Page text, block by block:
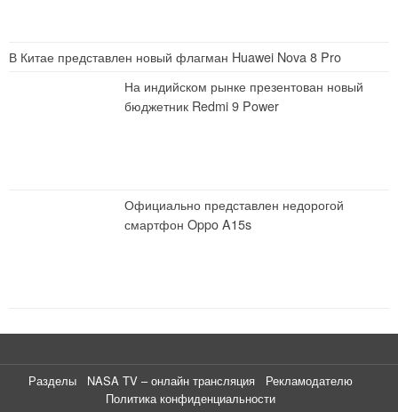
В Китае представлен новый флагман Huawei Nova 8 Pro
На индийском рынке презентован новый
бюджетник Redmi 9 Power
Официально представлен недорогой
смартфон Oppo A15s
Разделы NASA TV – онлайн трансляция
Рекламодателю
Политика конфиденциальности